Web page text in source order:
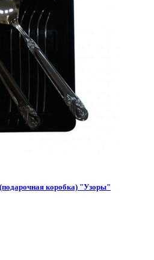
коробка) "Узоры"